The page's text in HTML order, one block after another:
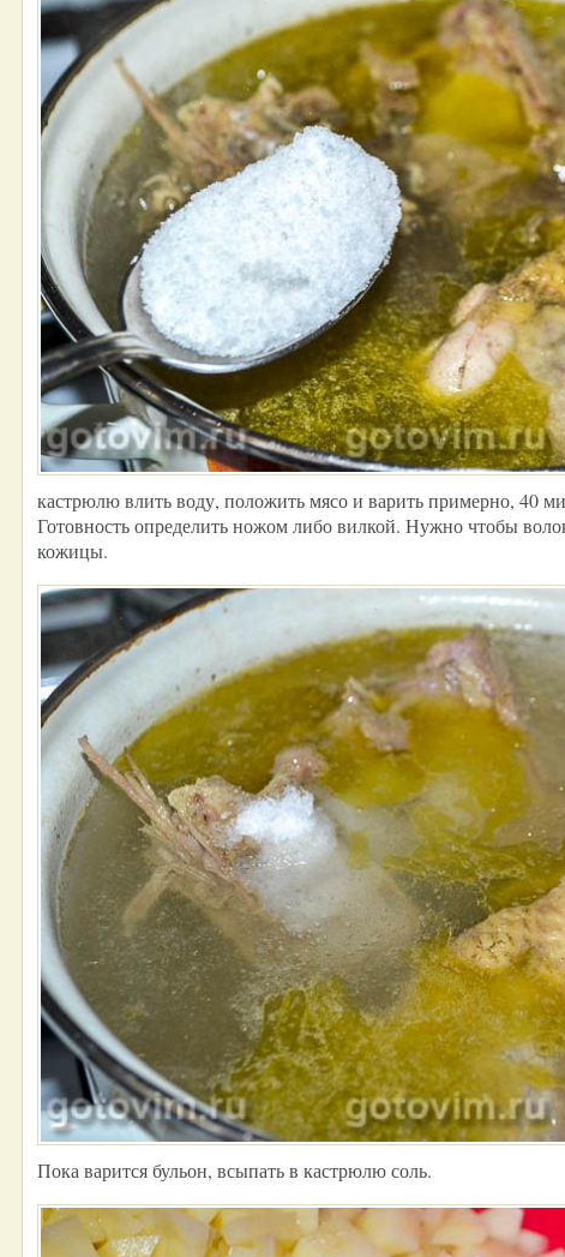
кастрюлю влить воду, положить мясо и варить примерно, 40
Готовность определить ножом либо вилкой. Нужно чтобы
кожицы.
Пока варится бульон, всыпать в кастрюлю соль.